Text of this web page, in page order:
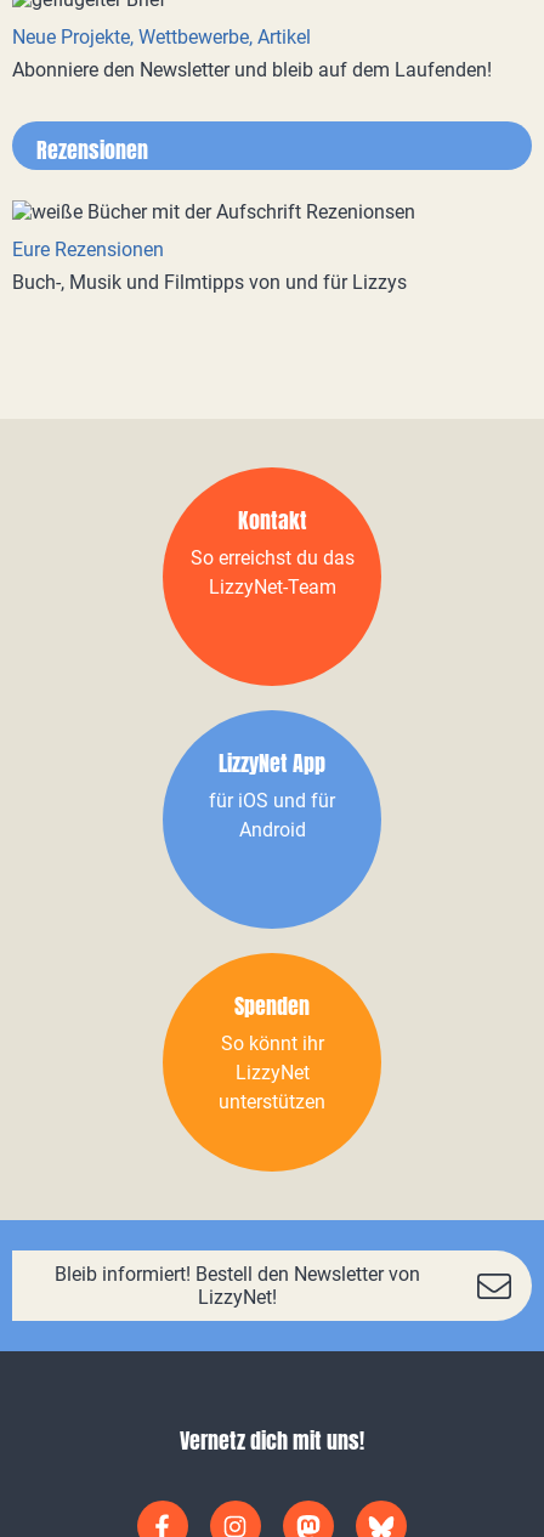
Neue Projekte, Wettbewerbe, Artikel
Abonniere den Newsletter und bleib auf dem Laufenden!
Rezensionen
Eure Rezensionen
Buch-, Musik und Filmtipps von und für Lizzys
Kontakt
So erreichst du das
LizzyNet-Team
LizzyNet App
für iOS und für
Android
Spenden
So könnt ihr
LizzyNet
unterstützen
Bleib informiert! Bestell den Newsletter von
LizzyNet!
Vernetz dich mit uns!